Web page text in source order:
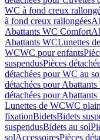
WC à fond creux
à fond creux rallongées
Abattants WC Comfort
Abattants WCLunettes
WCWC pour enfants
suspendusPièces
détachées pour WC au
détachées pour
détachées pour Abattants
Lunettes de WCWC
fixationBidetsBidets
suspendusBidets au sol
solAccessoiresPièces